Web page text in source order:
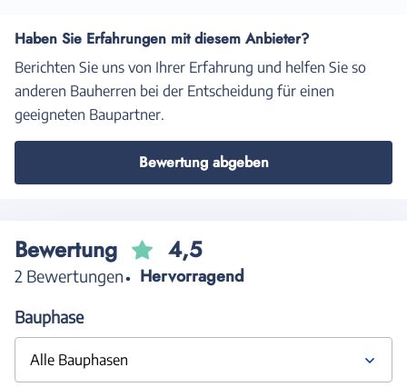
Haben Sie Erfahrungen mit diesem Anbieter?
Berichten Sie uns von Ihrer Erfahrung und helfen Sie so
anderen Bauherren bei der Entscheidung für einen
geeigneten Baupartner.
Bewertung abgeben
Bewertung 4,5
2 Bewertungen Hervorragend
Bauphase
Alle Bauphasen